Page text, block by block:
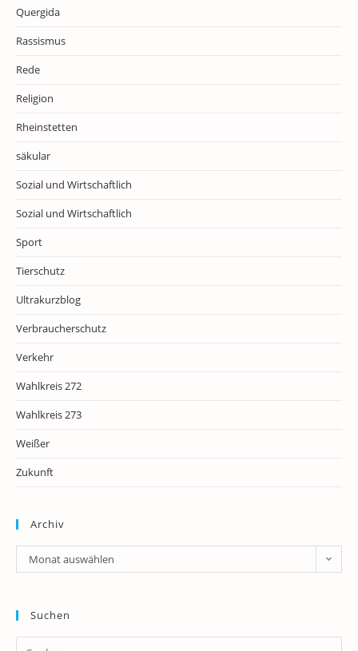
Quergida
Rassismus
Rede
Religion
Rheinstetten
säkular
Sozial und Wirtschaftlich
Sozial und Wirtschaftlich
Sport
Tierschutz
Ultrakurzblog
Verbraucherschutz
Verkehr
Wahlkreis 272
Wahlkreis 273
Weißer
Zukunft
Archiv
Archiv
Monat auswählen
Suchen